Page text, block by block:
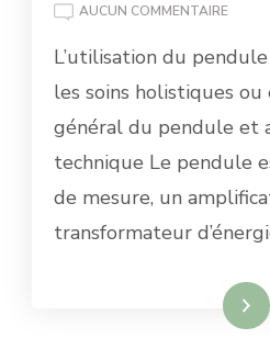
AUCUN COMMENTAIRELE
DE
EN
L’utilisation du
les soins holistiques
général du pendule et
technique Le pendule
de mesure, un
transformateur
Lire la suite